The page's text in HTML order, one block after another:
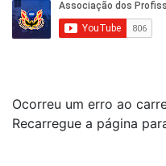
Ocorreu um erro ao
Recarregue a página